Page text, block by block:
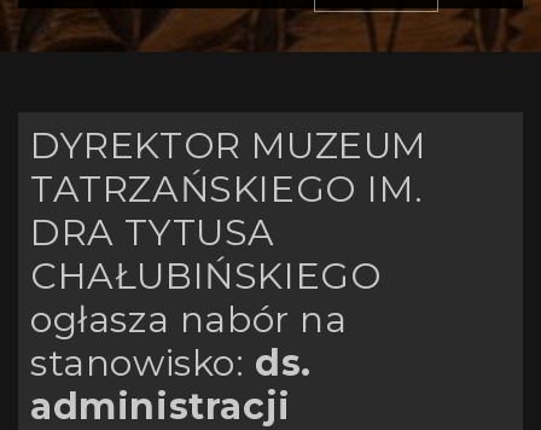
DYREKTOR MUZEUM
TATRZAŃSKIEGO IM.
DRA TYTUSA
CHAŁUBIŃSKIEGO
ogłasza nabór na
stanowisko: ds.
administracji